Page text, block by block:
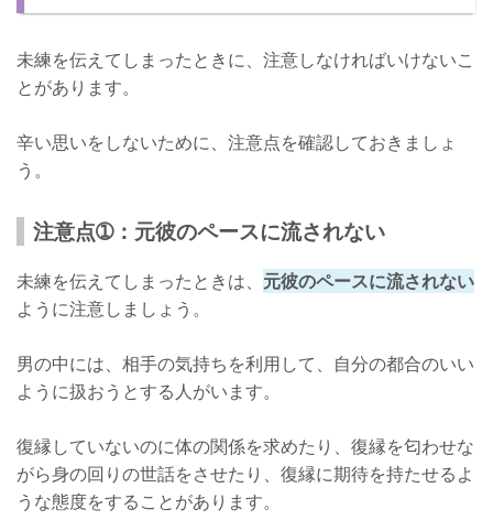
未練を伝えてしまったときに、注意しなければいけないこ
とがあります。
辛い思いをしないために、注意点を確認しておきましょ
う。
注意点➀：元彼のペースに流されない
未練を伝えてしまったときは、 元彼のペースに流されない
ように注意しましょう。
男の中には、相手の気持ちを利用して、自分の都合のいい
ように扱おうとする人がいます。
復縁していないのに体の関係を求めたり、復縁を匂わせな
がら身の回りの世話をさせたり、復縁に期待を持たせるよ
うな態度をすることがあります。